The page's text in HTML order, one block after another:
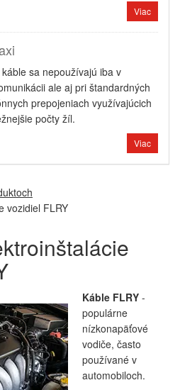
Viac
sa nepoužívajú iba v
ale aj pri štandardných
prepojeniach využívajúcich
počty žíl.
Viac
vozidiel FLRY
Káble FLRY -
populárne
nízkonapäťové
vodiče, často
používané v
automobiloch.